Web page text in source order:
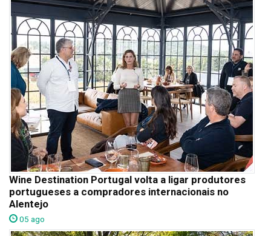
Wine Destination Portugal volta a ligar produtores
portugueses a compradores internacionais no
Alentejo
05 ago